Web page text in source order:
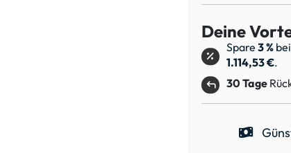
Deine
Spare 3 %
1.114,53 €.
30 Tage